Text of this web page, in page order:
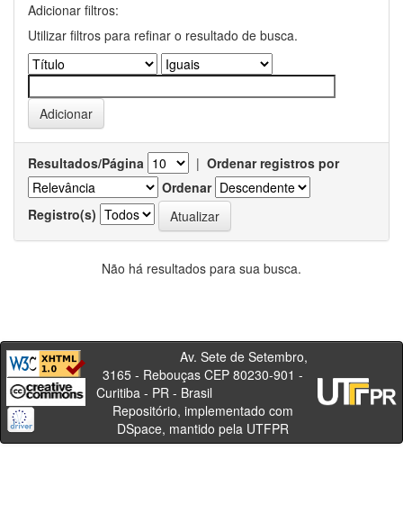
Adicionar filtros:
Utilizar filtros para refinar o resultado de busca.
Resultados/Página | Ordenar registros por
Ordenar
Registro(s)
Não há resultados para sua busca.
Av. Sete de Setembro,
3165 - Rebouças CEP 80230-901 -
Curitiba - PR - Brasil
Repositório, implementado com
DSpace, mantido pela UTFPR